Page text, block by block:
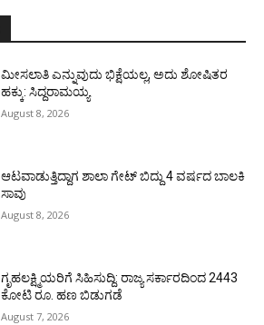
ಮೀಸಲಾತಿ ಎನ್ನುವುದು ಭಿಕ್ಷೆಯಲ್ಲ, ಅದು ಶೋಷಿತರ
ಹಕ್ಕು: ಸಿದ್ದರಾಮಯ್ಯ
August 8, 2026
ಆಟವಾಡುತ್ತಿದ್ದಾಗ ಶಾಲಾ ಗೇಟ್‌ ಬಿದ್ದು 4 ವರ್ಷದ ಬಾಲಕಿ
ಸಾವು
August 8, 2026
ಗೃಹಲಕ್ಷ್ಮಿಯರಿಗೆ ಸಿಹಿಸುದ್ದಿ: ರಾಜ್ಯ ಸರ್ಕಾರದಿಂದ 2443
ಕೋಟಿ ರೂ. ಹಣ ಬಿಡುಗಡೆ
August 7, 2026